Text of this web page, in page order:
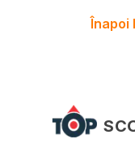
Înapoi